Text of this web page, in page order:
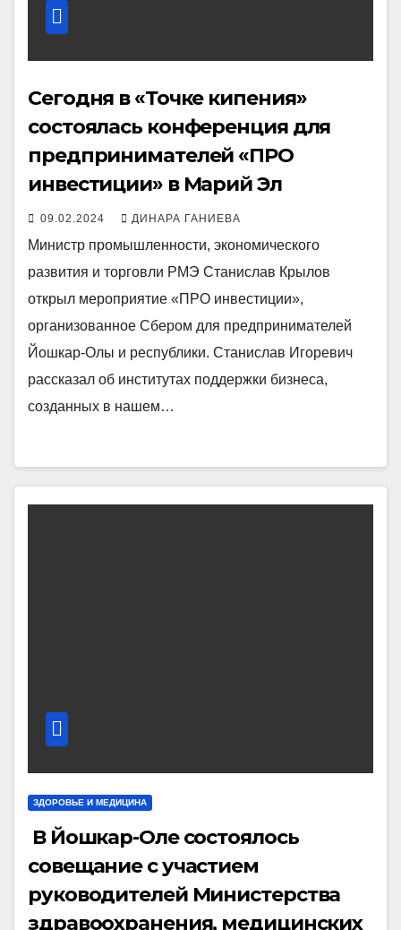
Сегодня в «Точке кипения»
состоялась конференция для
предпринимателей «ПРО
инвестиции» в Марий Эл
09.02.2024 ДИНАРА ГАНИЕВА
Министр промышленности, экономического
развития и торговли РМЭ Станислав Крылов
открыл мероприятие «ПРО инвестиции»,
организованное Сбером для предпринимателей
Йошкар-Олы и республики. Станислав Игоревич
рассказал об институтах поддержки бизнеса,
созданных в нашем…
ЗДОРОВЬЕ И МЕДИЦИНА
В Йошкар-Оле состоялось
совещание с участием
руководителей Министерства
здравоохранения, медицинских